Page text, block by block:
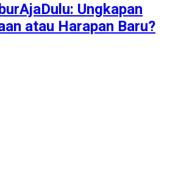
Ungkapan
atau Harapan Baru?